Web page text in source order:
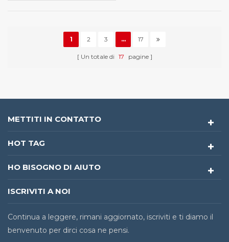
1 2 3 ... 17
Un totale di 17 pagine
METTITI IN CONTATTO
HOT TAG
HO BISOGNO DI AIUTO
ISCRIVITI A NOI
Continua a leggere, rimani aggiornato, iscriviti e ti diamo il
benvenuto per dirci cosa ne pensi.